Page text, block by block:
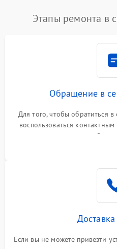
Этапы ремонта в
Обращение в
Для того, чтобы обратиться
воспользоваться
или оставить свой
Если вы не можете привезти